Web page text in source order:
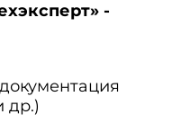
-
др.)